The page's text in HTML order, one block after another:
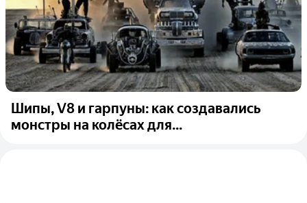
Шипы, V8 и гарпуны: как создавались
монстры на колёсах для...